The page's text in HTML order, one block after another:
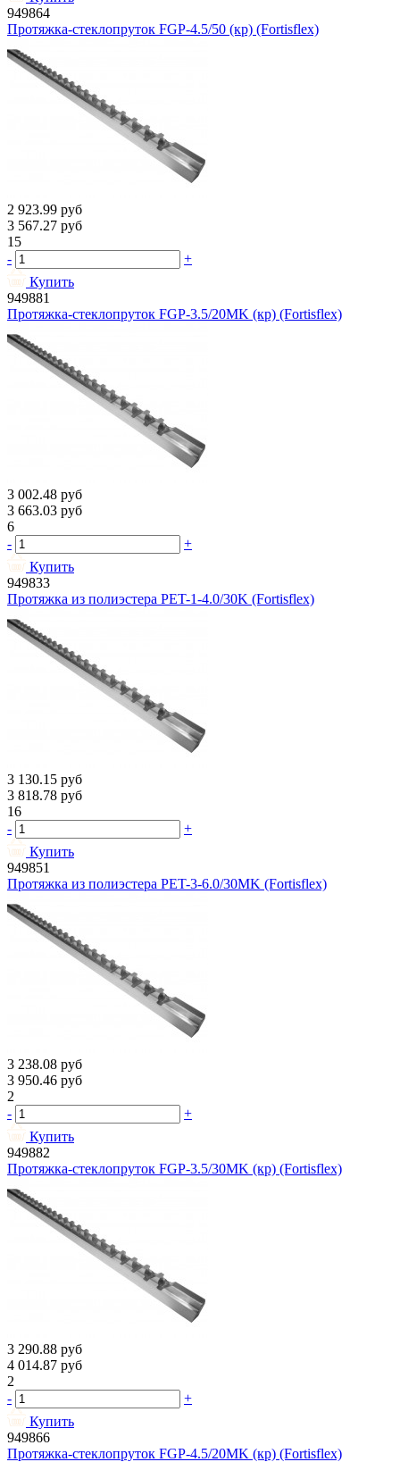
949864
Протяжка-стеклопруток FGP-4.5/50 (кр) (Fortisflex)
2 923.99 руб
3 567.27 руб
15
-
+
Купить
949881
Протяжка-стеклопруток FGP-3.5/20МK (кр) (Fortisflex)
3 002.48 руб
3 663.03 руб
6
-
+
Купить
949833
Протяжка из полиэстера PET-1-4.0/30K (Fortisflex)
3 130.15 руб
3 818.78 руб
16
-
+
Купить
949851
Протяжка из полиэстера PET-3-6.0/30MK (Fortisflex)
3 238.08 руб
3 950.46 руб
2
-
+
Купить
949882
Протяжка-стеклопруток FGP-3.5/30МK (кр) (Fortisflex)
3 290.88 руб
4 014.87 руб
2
-
+
Купить
949866
Протяжка-стеклопруток FGP-4.5/20МK (кр) (Fortisflex)